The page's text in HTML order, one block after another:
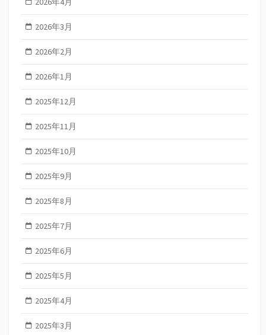
2026年3月
2026年2月
2026年1月
2025年12月
2025年11月
2025年10月
2025年9月
2025年8月
2025年7月
2025年6月
2025年5月
2025年4月
2025年3月